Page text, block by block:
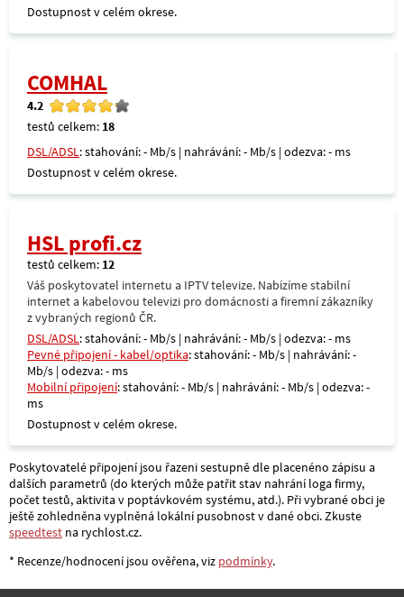
Dostupnost v celém okrese.
COMHAL
4.2
testů celkem: 18
DSL/ADSL: stahování: - Mb/s | nahrávání: - Mb/s | odezva: - ms
Dostupnost v celém okrese.
HSL profi.cz
testů celkem: 12
Váš poskytovatel internetu a IPTV televize. Nabízíme stabilní
internet a kabelovou televizi pro domácnosti a firemní zákazníky
z vybraných regionů ČR.
DSL/ADSL: stahování: - Mb/s | nahrávání: - Mb/s | odezva: - ms
Pevné připojení - kabel/optika: stahování: - Mb/s | nahrávání: -
Mb/s | odezva: - ms
Mobilní připojení: stahování: - Mb/s | nahrávání: - Mb/s | odezva: -
ms
Dostupnost v celém okrese.
Poskytovatelé připojení jsou řazeni sestupně dle placenéno zápisu a
dalších parametrů (do kterých může patřit stav nahrání loga firmy,
počet testů, aktivita v poptávkovém systému, atd.). Při vybrané obci je
ještě zohledněna vyplněná lokální pusobnost v dané obci. Zkuste
speedtest na rychlost.cz.
* Recenze/hodnocení jsou ověřena, viz podmínky.